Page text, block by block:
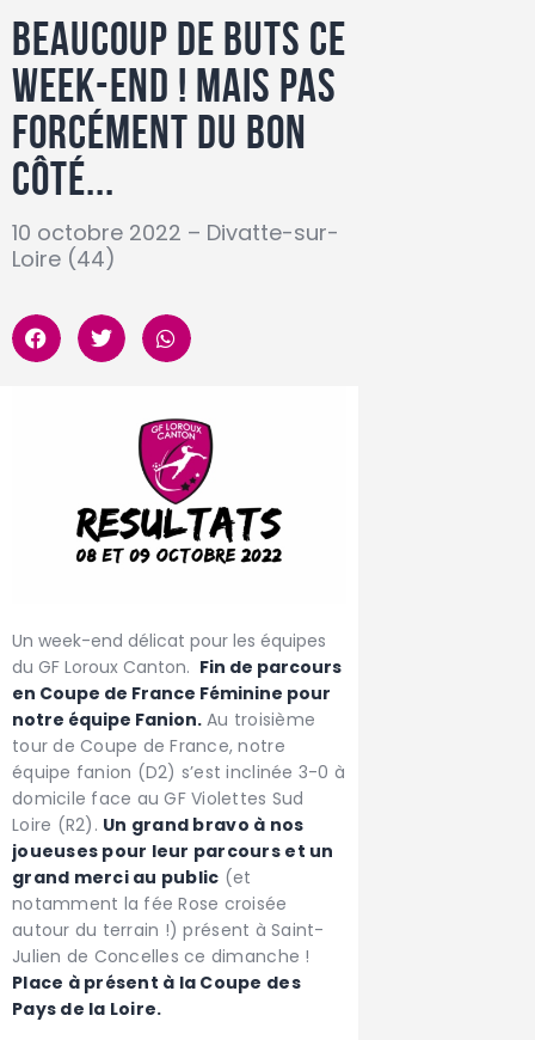
Beaucoup de buts ce
week-end ! mais pas
forcément du bon
côté...
10 octobre 2022 – Divatte-sur-
Loire (44)
Un week-end délicat pour les équipes
du GF Loroux Canton. Fin de parcours
en Coupe de France Féminine pour
notre équipe Fanion. Au troisième
tour de Coupe de France, notre
équipe fanion (D2) s’est inclinée 3-0 à
domicile face au GF Violettes Sud
Loire (R2). Un grand bravo à nos
joueuses pour leur parcours et un
grand merci au public (et
notamment la fée Rose croisée
autour du terrain !) présent à Saint-
Julien de Concelles ce dimanche !
Place à présent à la Coupe des
Pays de la Loire.